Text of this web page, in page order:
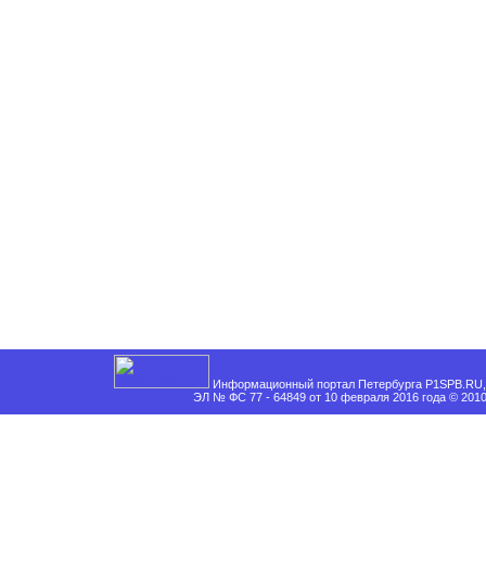
Информационный портал Петербурга
ЭЛ № ФС 77 - 64849 от 10 февраля 2016 года ©